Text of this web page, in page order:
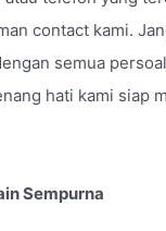
contact kami.
semua
hati kami siap
Sempurna